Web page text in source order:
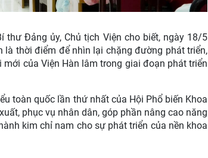
thư Đảng ủy, Chủ tịch Viện cho biết, ngày 18/5
thời điểm để nhìn lại chặng đường phát triển,
của Viện Hàn lâm trong giai đoạn phát triển
toàn quốc lần thứ nhất của Hội Phổ biến Khoa
phục vụ nhân dân, góp phần nâng cao năng
kim chỉ nam cho sự phát triển của nền khoa